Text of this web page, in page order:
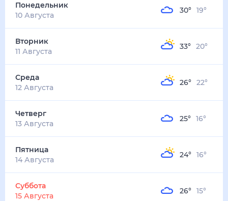
Понедельник
10 Августа
30° 19°
Вторник
11 Августа
33° 20°
Среда
12 Августа
26° 22°
Четверг
13 Августа
25° 16°
Пятница
14 Августа
24° 16°
Суббота
15 Августа
26° 15°